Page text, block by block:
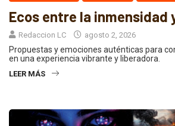
Ecos entre la inmensidad
Redaccion LC agosto 2, 2026
Propuestas y emociones auténticas para
en una experiencia vibrante y liberadora.
LEER MÁS